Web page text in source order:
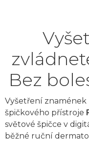
Bez
Vyšetření
špičkového přístroje
světové špičce v
běžné ruční